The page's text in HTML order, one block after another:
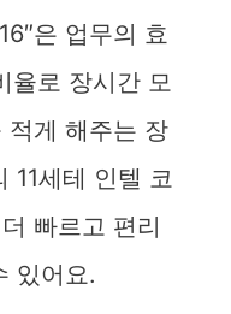
은 업무의 효
율로 장시간 모
적게 해주는 장
11세테 인텔 코
빠르고 편리
있어요.